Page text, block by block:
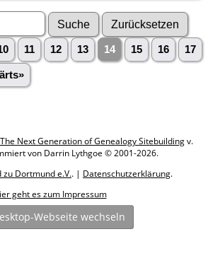
11 12 13 14 15 16 17
The Next Generation of Genealogy Sitebuildingv.
von Darrin Lythgoe © 2001-2026.
zu Dortmund e.V.. | Datenschutzerklärung.
geht es zum Impressum
Webseite wechseln